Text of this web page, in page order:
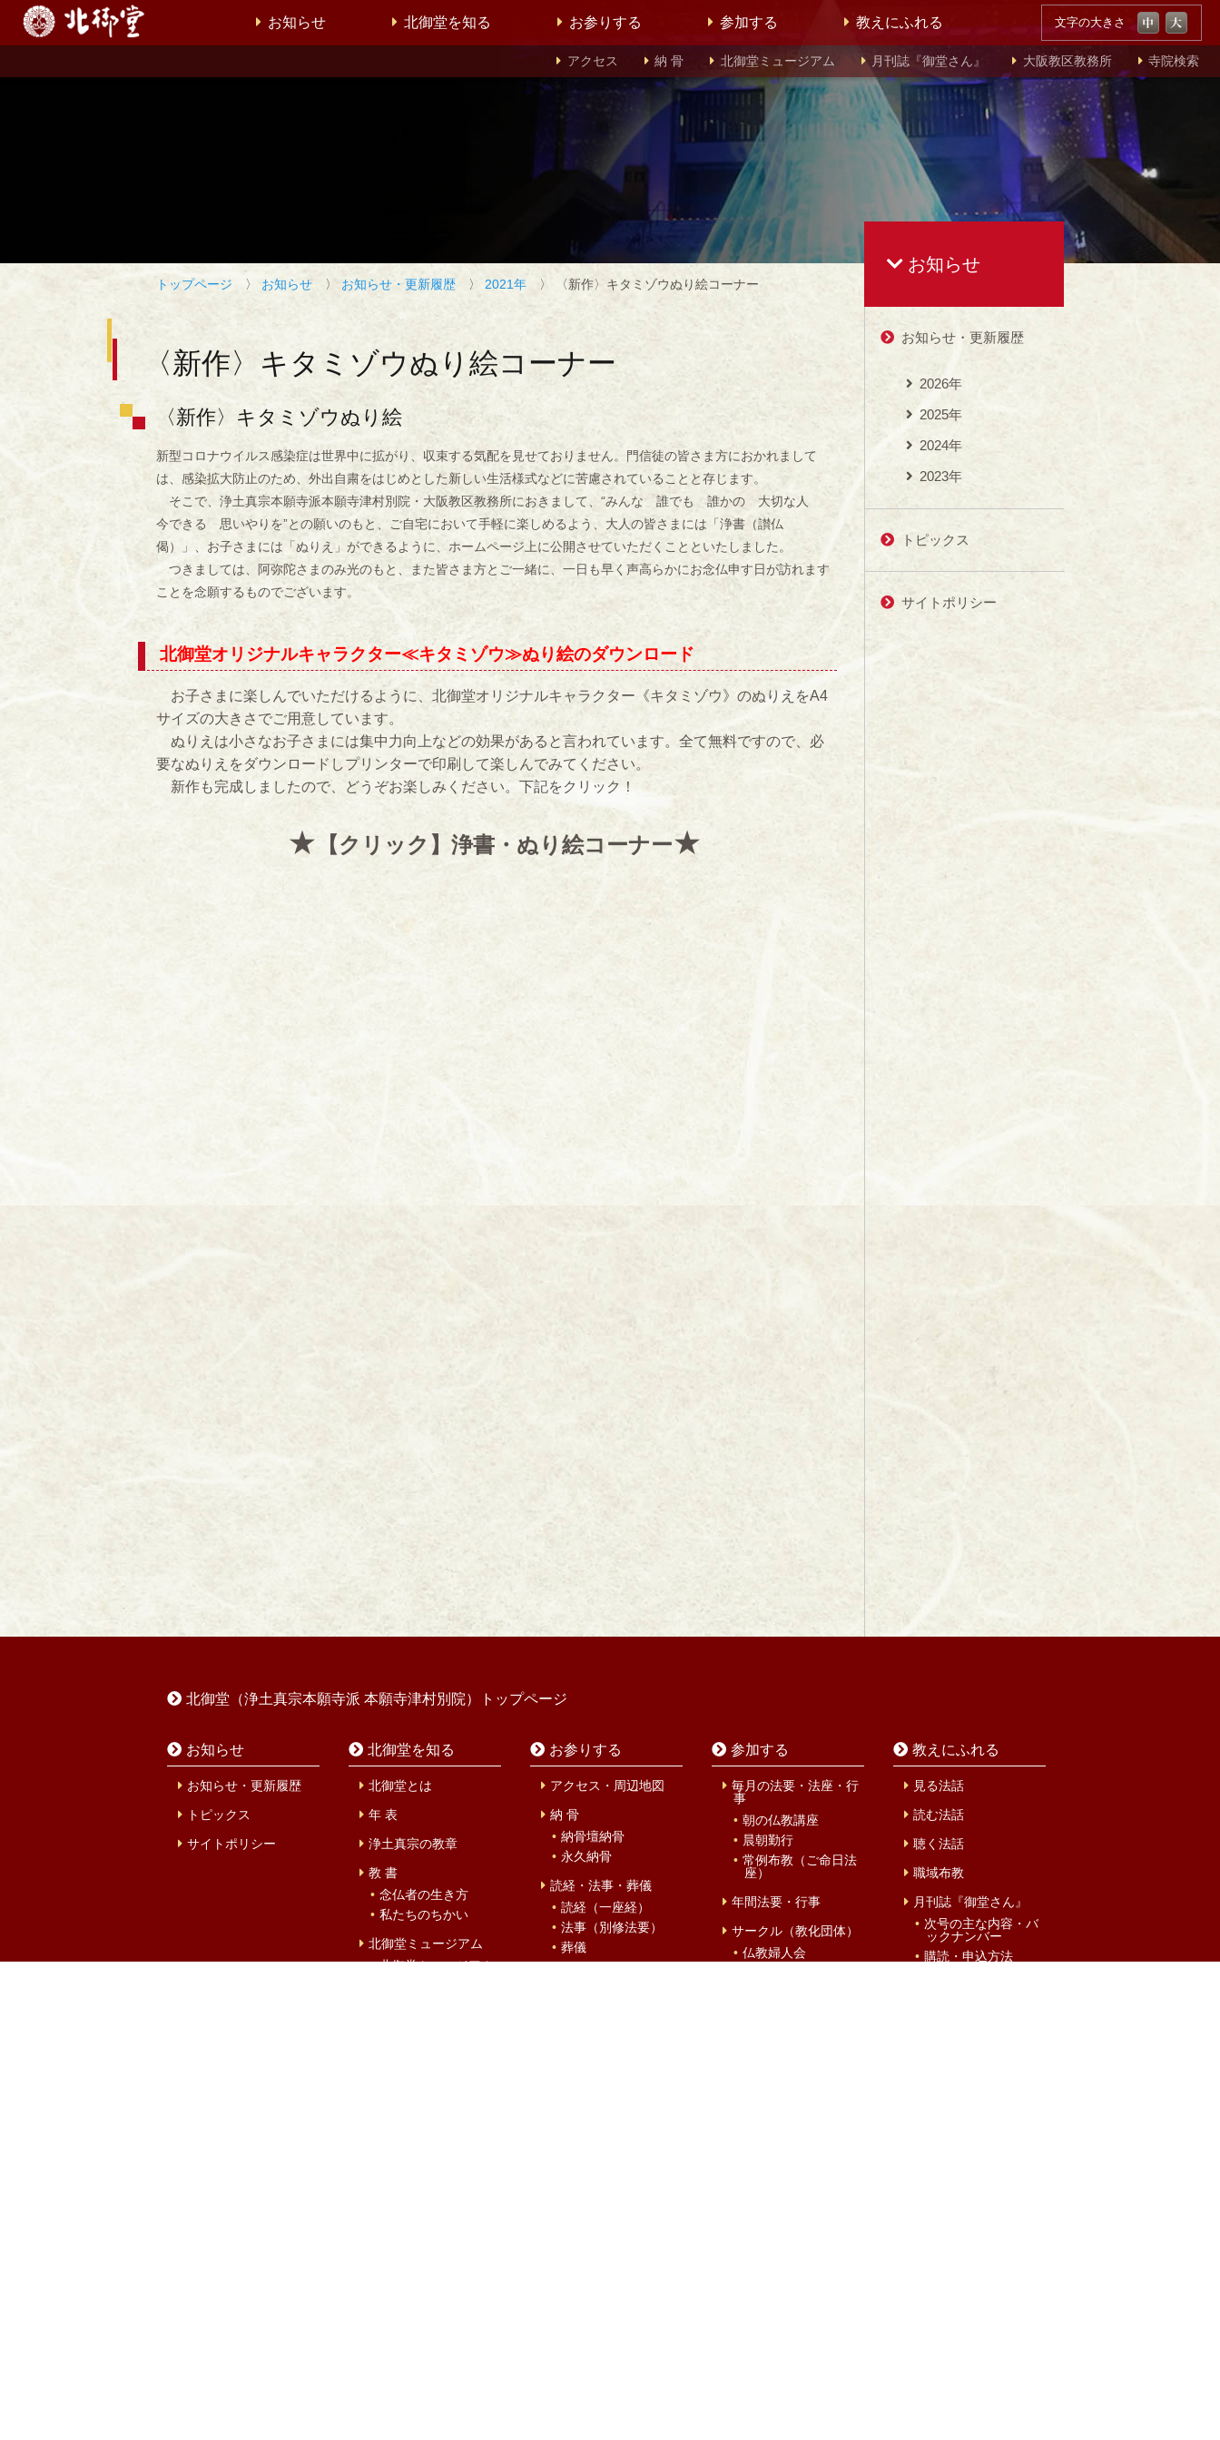
文字の大きさ
お知らせ 北御堂を知る お参りする 参加する 教えにふれる
アクセス 納 骨 北御堂ミュージアム 月刊誌『御堂さん』 大阪教区教務所 寺院検索
トップページ 〉 お知らせ 〉 お知らせ・更新履歴 〉 2021年 〉 〈新作〉キタミゾウぬり絵コーナー
〈新作〉キタミゾウぬり絵コーナー
〈新作〉キタミゾウぬり絵
新型コロナウイルス感染症は世界中に拡がり、収束する気配を見せておりません。門信徒の皆さま方におかれまして
は、感染拡大防止のため、外出自粛をはじめとした新しい生活様式などに苦慮されていることと存じます。
そこで、浄土真宗本願寺派本願寺津村別院・大阪教区教務所におきまして、“みんな 誰でも 誰かの 大切な人
今できる 思いやりを”との願いのもと、ご自宅において手軽に楽しめるよう、大人の皆さまには「浄書（讃仏
偈）」、お子さまには「ぬりえ」ができるように、ホームページ上に公開させていただくことといたしました。
つきましては、阿弥陀さまのみ光のもと、また皆さま方とご一緒に、一日も早く声高らかにお念仏申す日が訪れます
ことを念願するものでございます。
北御堂オリジナルキャラクター≪キタミゾウ≫ぬり絵のダウンロード
お子さまに楽しんでいただけるように、北御堂オリジナルキャラクター《キタミゾウ》のぬりえをA4
サイズの大きさでご用意しています。
ぬりえは小さなお子さまには集中力向上などの効果があると言われています。全て無料ですので、必
要なぬりえをダウンロードしプリンターで印刷して楽しんでみてください。
新作も完成しましたので、どうぞお楽しみください。下記をクリック！
★ 【クリック】浄書・ぬり絵コーナー★
お知らせ
お知らせ・更新履歴
2026年
2025年
2024年
2023年
トピックス
サイトポリシー
北御堂（浄土真宗本願寺派 本願寺津村別院）トップページ
お知らせ
お知らせ・更新履歴
トピックス
サイトポリシー
北御堂を知る
北御堂とは
年 表
浄土真宗の教章
教 書
念仏者の生き方
私たちのちかい
北御堂ミュージアム
北御堂ミュージアム
お参りする
アクセス・周辺地図
納 骨
納骨壇納骨
永久納骨
読経・法事・葬儀
読経（一座経）
法事（別修法要）
葬儀
参加する
毎月の法要・法座・行
事
朝の仏教講座
晨朝勤行
常例布教（ご命日法
座）
年間法要・行事
サークル（教化団体）
仏教婦人会
教えにふれる
見る法話
読む法話
聴く法話
職域布教
月刊誌『御堂さん』
次号の主な内容・バ
ックナンバー
購読・申込方法